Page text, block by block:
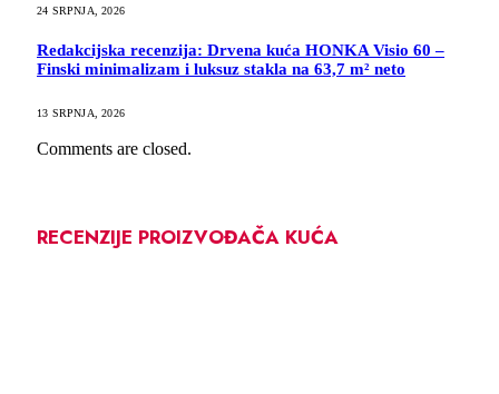
24 SRPNJA, 2026
Redakcijska recenzija: Drvena kuća HONKA Visio 60 –
Finski minimalizam i luksuz stakla na 63,7 m² neto
13 SRPNJA, 2026
Comments are closed.
RECENZIJE PROIZVOĐAČA KUĆA